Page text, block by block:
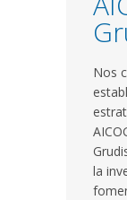
Nos
la